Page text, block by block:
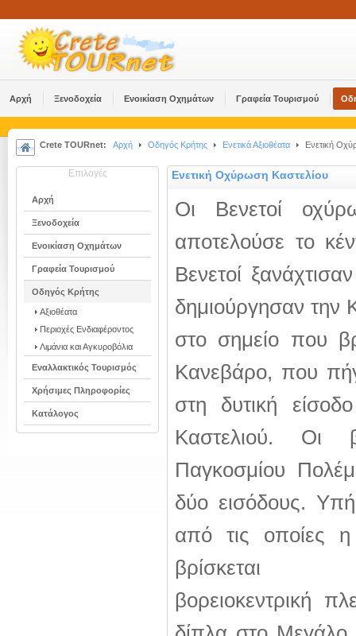
Αρχή Ξενοδοχεία Ενοικίαση Οχημάτων Γραφεία Τουρισμού
Crete TOURnet: Αρχή Οδηγός Κρήτης Ενετικά Αξιοθέατα Ενετική
Επιλογές
Αρχή
Ξενοδοχεία
Ενοικίαση Οχημάτων
Γραφεία Τουρισμού
Οδηγός Κρήτης
Αξιοθέατα
Περιοχές Ενδιαφέροντος
Λιμάνια και Αγκυροβόλια
Εναλλακτικός Τουρισμός
Χρήσιμες Πληροφορίες
Κατάλογος
Ενετική Οχύρωση Καστελίου
Οι Βενετοί
αποτελούσε το
Βενετοί
δημιούργησαν την
στο σημείο που
Κανεβάρο, που
στη δυτική
Καστελιού. Οι
Παγκοσμίου
δύο εισόδους.
από τις οποίες η
βρίσκεται
βορειοκεντρική